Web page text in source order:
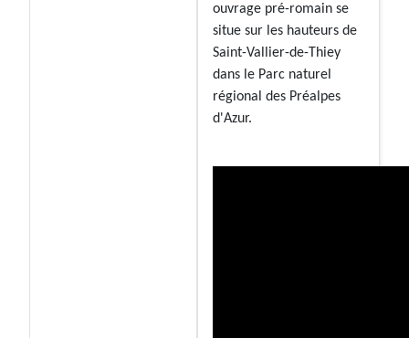
ouvrage pré-romain se
situe sur les hauteurs de
Saint-Vallier-de-Thiey
dans le Parc naturel
régional des Préalpes
d'Azur.